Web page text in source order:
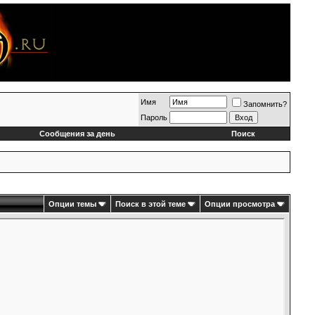
Имя
Запомнить?
Пароль
Сообщения за день
Поиск
Опции темы Поиск в этой теме Опции просмотра